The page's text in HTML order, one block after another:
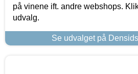
på vinene ift. andre webshops.
udvalg.
Se udvalget på